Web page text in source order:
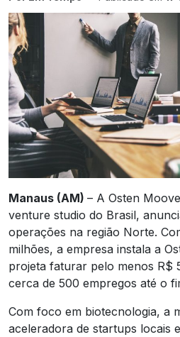
Manaus (AM) – A Osten
venture studio do Brasil,
operações na região Norte.
milhões, a empresa instala a
projeta faturar pelo menos R$
cerca de 500 empregos até o
Com foco em biotecnologia, a
aceleradora de startups locais